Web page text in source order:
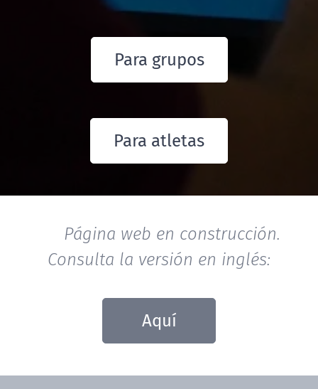
Para grupos
Para atletas
🔨 Página web en construcción.
Consulta la versión en inglés:
Aquí